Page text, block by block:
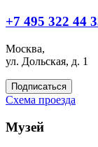
+7 495 322 44
Москва,
ул. Дольская, д. 1
Подписаться
Схема проезда
Музей